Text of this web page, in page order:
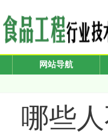
网站导航
哪些